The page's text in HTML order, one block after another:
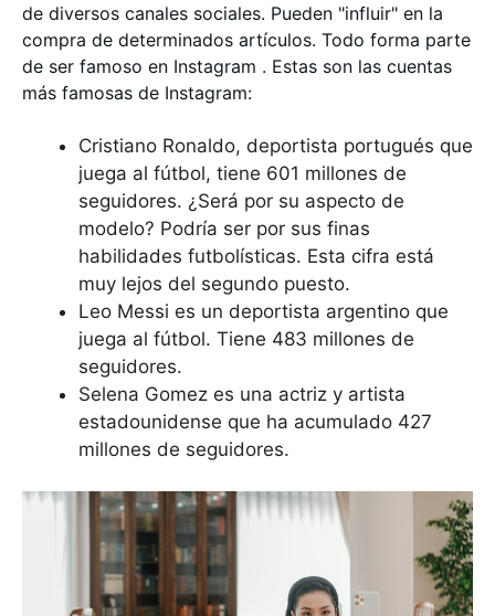
de diversos canales sociales. Pueden "influir" en la
compra de determinados artículos. Todo forma parte
de ser famoso en Instagram . Estas son las cuentas
más famosas de Instagram:
Cristiano Ronaldo, deportista portugués que
juega al fútbol, tiene 601 millones de
seguidores. ¿Será por su aspecto de
modelo? Podría ser por sus finas
habilidades futbolísticas. Esta cifra está
muy lejos del segundo puesto.
Leo Messi es un deportista argentino que
juega al fútbol. Tiene 483 millones de
seguidores.
Selena Gomez es una actriz y artista
estadounidense que ha acumulado 427
millones de seguidores.